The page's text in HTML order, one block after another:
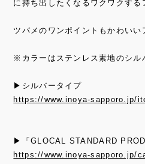
に持ち出したくなるワクワクする
ツバメのワンポイントもかわいい
※カラーはステンレス素地のシル
▶シルバータイプ
https://www.inoya-sapporo.jp/
▶「GLOCAL STANDARD
https://www.inoya-sapporo.jp/